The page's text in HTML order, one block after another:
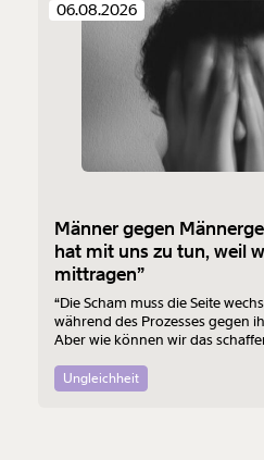
06.08.2026
Männer gegen
hat mit uns zu tun, weil
mittragen”
“Die Scham muss die Seite
während des Prozesses gegen
Aber wie können wir das
Männergewalt den ersten Schritt
Ungleichheit